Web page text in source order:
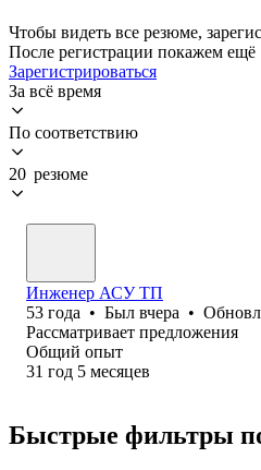
Чтобы видеть все резюме,
После регистрации покажем ещё
Зарегистрироваться
За всё время
По соответствию
20 резюме
Инженер АСУ ТП
53 года • Был вчера •
Рассматривает предложения
Общий опыт
31 год 5 месяцев
Быстрые фильтры